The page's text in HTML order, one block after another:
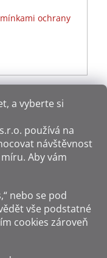
a vyberte si
používá na
návštěvnost
Aby vám
nebo se pod
vše podstatné
cookies zároveň
ochrany